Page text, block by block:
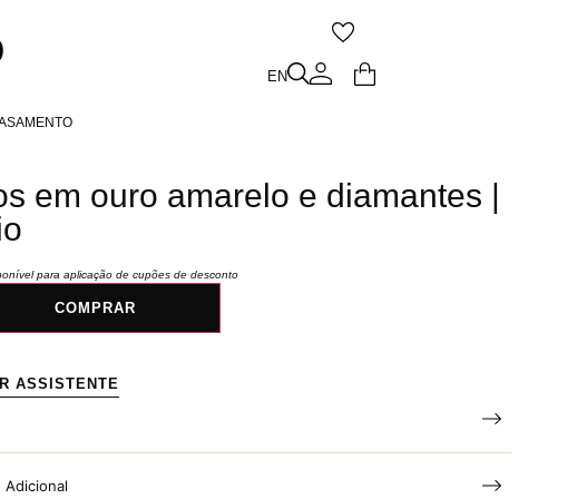
EN
em ouro amarelo e diamantes |
para aplicação de cupões de desconto
COMPRAR
ASSISTENTE
Adicional